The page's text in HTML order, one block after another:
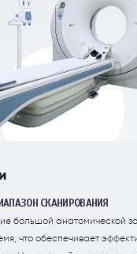
терапия
и кинезиолог
СКАНИРОВАНИЯ
большой анатомической
что обеспечивает